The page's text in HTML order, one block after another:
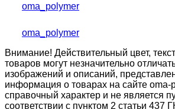
oma_polymer
oma_polymer
Внимание! Действительный цвет,
товаров могут незначительно
изображений и описаний,
информация о товарах на сайте oma-
справочный характер и не является
соответствии с пунктом 2 статьи 437